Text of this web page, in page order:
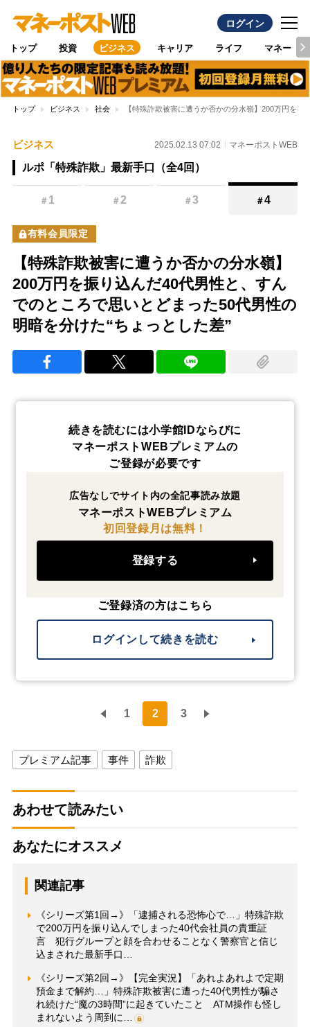
ログイン
トップ 投資 ビジネス キャリア ライフ マネー
トップ ビジネス 社会 【特殊詐欺被害に遭うか否かの分水嶺】200万円を
ビジネス 2025.02.13 07:02 マネーポストWEB
ルポ「特殊詐欺」最新手口（全4回）
＃ 1 ＃2 ＃3 ＃4
有料会員限定
【特殊詐欺被害に遭うか否かの分水嶺】
200万円を振り込んだ40代男性と、すん
でのところで思いとどまった50代男性の
明暗を分けた“ちょっとした差”
続きを読むには小学館IDならびに
マネーポストWEBプレミアムの
ご登録が必要です
広告なしでサイト内の全記事読み放題
マネーポストWEBプレミアム
初回登録月は無料！
登録する
ご登録済の方はこちら
ログインして続きを読む
1 2 3
プレミアム記事 事件 詐欺
あわせて読みたい
あなたにオススメ
関連記事
《シリーズ第1回→》「逮捕される恐怖心で…」特殊詐欺
で200万円を振り込んでしまった40代会社員の貴重証
言 犯行グループと顔を合わせることなく警察官と信じ
込まされた最新手口…
《シリーズ第2回→》【完全実況】「あれよあれよで定期
預金まで解約…」特殊詐欺被害に遭った40代男性が騙さ
れ続けた“魔の3時間”に起きていたこと ATM操作も怪し
まれないよう周到に…